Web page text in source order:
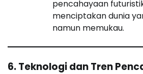
pencahayaan
menciptakan dunia
namun memukau.
6. Teknologi dan Tren